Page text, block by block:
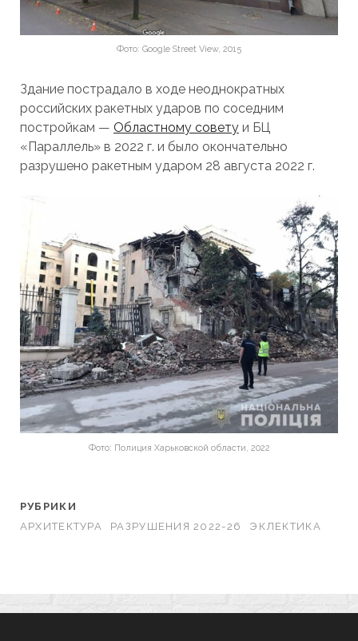
Фото: Google Street View, 2015
Здание пострадало в ходе неоднократных
российских ракетных ударов по соседним
постройкам — Областному советуи БЦ
«Параллель» в 2022 г. и было окончательно
разрушено ракетным ударом 28 августа 2022 г.
Фото: Полиция Харьковской области, 2022
РУБРИКИ
АРХИТЕКТУРА
РАЗРУШЕНИЯ 2022-26 ЭКЛЕКТИКА